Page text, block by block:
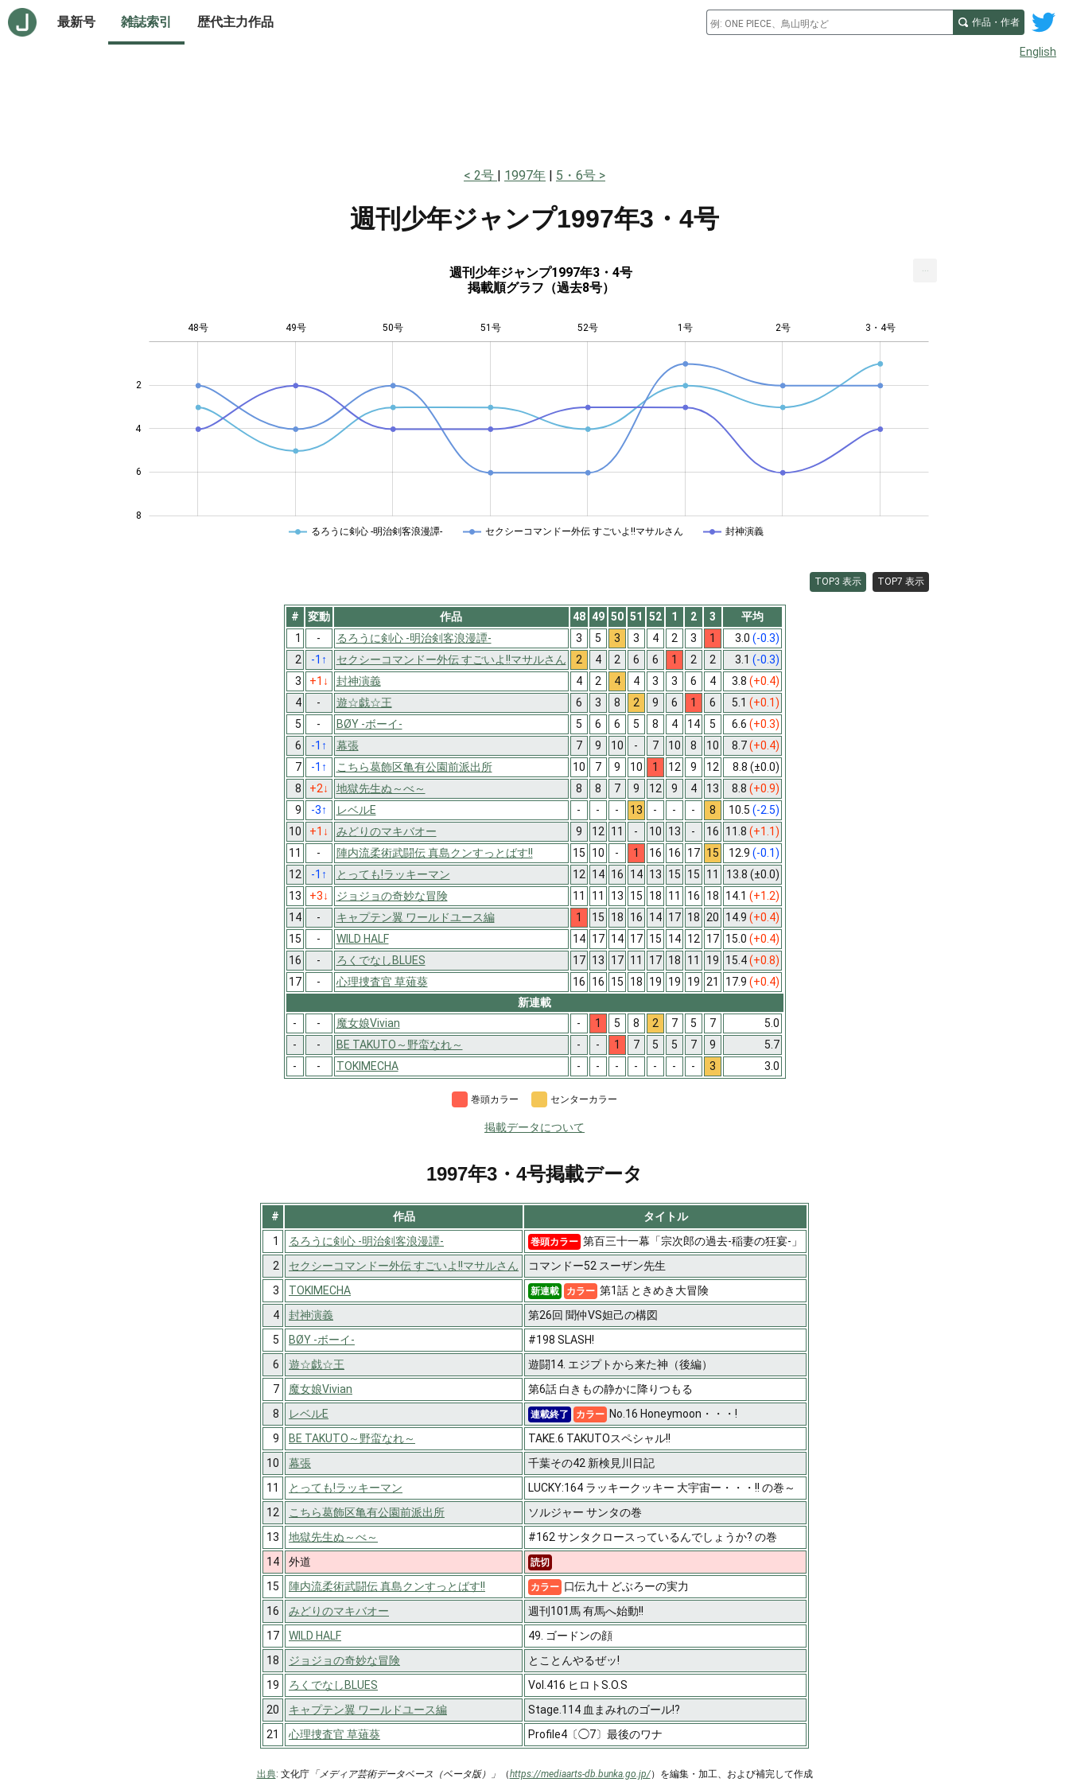
最新号 雑誌索引 歴代主力作品 作品・作者
English
2号 1997年 5・6号
週刊少年ジャンプ1997年3・4号
週刊少年ジャンプ1997年3・4号
掲載順グラフ（過去8号）
4
2
4
6
8
48号 49号 50号 51号 52号 1号 2号 3・4号
るろうに剣心 -明治剣客浪漫譚- セクシーコマンドー外伝 すごいよ!!マサルさん 封神演義
TOP3 表示 TOP7 表示
# 変動 作品 48 49 50 51 52 1 2 3
平均
1
- るろうに剣心 -明治剣客浪漫譚- 3 5 3 3 4 2 3 1 3.0 (-0.3)
2
-1 ↑ セクシーコマンドー外伝 すごいよ!!マサルさん 2 4 2 6 6 1 2 2 3.1 (-0.3)
3
+1 ↓ 封神演義 4 2 4 4 3 3 6 4 3.8 (+0.4)
4
- 遊☆戯☆王 6 3 8 2 9 6 1 6 5.1 (+0.1)
5
- BØY -ボーイ- 5 6 6 5 8 4 14 5 6.6 (+0.3)
6
-1 ↑ 幕張 7 9 10 - 7 10 8 10 8.7(+0.4)
7
-1 ↑ こちら葛飾区亀有公園前派出所 10 7 9 10 1 12 9 12 8.8 (±0.0)
8
+2↓ 地獄先生ぬ～べ～ 8 8 7 9 12 9 4 13 8.8 (+0.9)
9
-3↑ レベルE - - - 13 - - - 8 10.5 (-2.5)
10
+1 ↓ みどりのマキバオー 9 12 11 - 10 13 - 16 11.8 (+1.1)
11
- 陣内流柔術武闘伝 真島クンすっとばす!! 15 10 - 1 16 16 17 15 12.9 (-0.1)
12
-1 ↑ とっても!ラッキーマン 12 14 16 14 13 15 15 11 13.8 (±0.0)
13
+3↓ ジョジョの奇妙な冒険 11 11 13 15 18 11 16 18 14.1 (+1.2)
14
- キャプテン翼 ワールドユース編 1 15 18 16 14 17 18 20 14.9 (+0.4)
15
- WILD HALF 14 17 14 17 15 14 12 17 15.0 (+0.4)
16
- ろくでなしBLUES 17 13 17 11 17 18 11 19 15.4(+0.8)
17
- 心理捜査官 草薙葵 16 16 15 18 19 19 19 21 17.9 (+0.4)
新連載
-
- 魔女娘Vivian - 1 5 8 2 7 5 7
5.0
-
- BE TAKUTO～野蛮なれ～ - - 1 7 5 5 7 9
5.7
-
- TOKIMECHA - - - - - - - 3 3.0
巻頭カラー センターカラー
掲載データについて
1997年3・4号掲載データ
# 作品
タイトル
1
るろうに剣心 -明治剣客浪漫譚- 巻頭カラー 第百三十一幕「宗次郎の過去-稲妻の狂宴-」
2
セクシーコマンドー外伝 すごいよ!!マサルさん
コマンドー52 スーザン先生
3
TOKIMECHA 新連載 カラー 第1話 ときめき大冒険
4
封神演義
第26回 聞仲VS妲己の構図
5
BØY -ボーイ-
#198 SLASH!
6
遊☆戯☆王
遊闘14. エジプトから来た神（後編）
7
魔女娘Vivian
第6話 白きもの静かに降りつもる
8
レベルE 連載終了 カラー No.16 Honeymoon・・・!
9
BE TAKUTO～野蛮なれ～
TAKE.6 TAKUTOスペシャル!!
10
幕張
千葉その42 新検見川日記
11
とっても!ラッキーマン
LUCKY:164 ラッキークッキー 大宇宙ー・・・!! の巻～
12
こちら葛飾区亀有公園前派出所
ソルジャー サンタの巻
13
地獄先生ぬ～べ～
#162 サンタクロースっているんでしょうか? の巻
14
外道 読切
15 陣内流柔術武闘伝 真島クンすっとばす!! カラー 口伝九十 どぶろーの実力
16
みどりのマキバオー
週刊101馬 有馬へ始動!!
17
WILD HALF
49. ゴードンの顔
18
ジョジョの奇妙な冒険
とことんやるぜッ!
19
ろくでなしBLUES
Vol.416 ヒロトS.O.S
20
キャプテン翼 ワールドユース編
Stage.114 血まみれのゴール!?
21
心理捜査官 草薙葵 Profile4〔◯7〕最後のワナ
出典: 文化庁「メディア芸術データベース（ベータ版）」 （https://mediaarts-db.bunka.go.jp/）を編集・加工、および補完して作成